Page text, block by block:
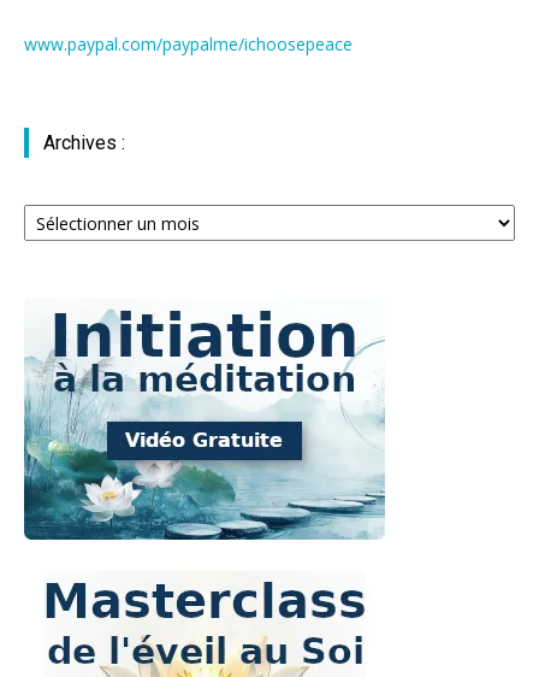
www.paypal.com/paypalme/ichoosepeace
Archives :
Archives